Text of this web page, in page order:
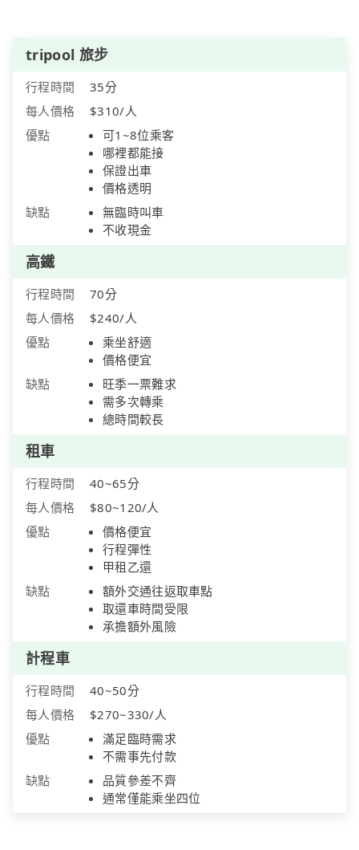
tripool 旅步
行程時間
35分
每人價格
$310/人
優點
可1~8位乘客
哪裡都能接
保證出車
價格透明
缺點
無臨時叫車
不收現金
高鐵
行程時間
70分
每人價格
$240/人
優點
乘坐舒適
價格便宜
缺點
旺季一票難求
需多次轉乘
總時間較長
租車
行程時間
40~65分
每人價格
$80~120/人
優點
價格便宜
行程彈性
甲租乙還
缺點
額外交通往返取車點
取還車時間受限
承擔額外風險
計程車
行程時間
40~50分
每人價格
$270~330/人
優點
滿足臨時需求
不需事先付款
缺點
品質參差不齊
通常僅能乘坐四位